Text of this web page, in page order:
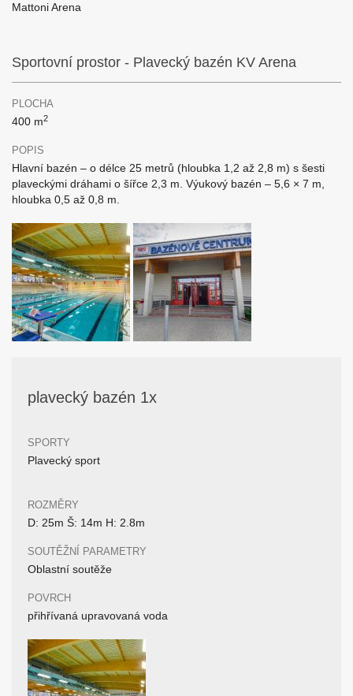
Mattoni Arena
Sportovní prostor - Plavecký bazén KV Arena
PLOCHA
400 m2
POPIS
Hlavní bazén – o délce 25 metrů (hloubka 1,2 až 2,8 m) s šesti
plaveckými dráhami o šířce 2,3 m. Výukový bazén – 5,6 × 7 m,
hloubka 0,5 až 0,8 m.
plavecký bazén 1x
SPORTY
Plavecký sport
ROZMĚRY
D: 25m Š: 14m H: 2.8m
SOUTĚŽNÍ PARAMETRY
Oblastní soutěže
POVRCH
přihřívaná upravovaná voda